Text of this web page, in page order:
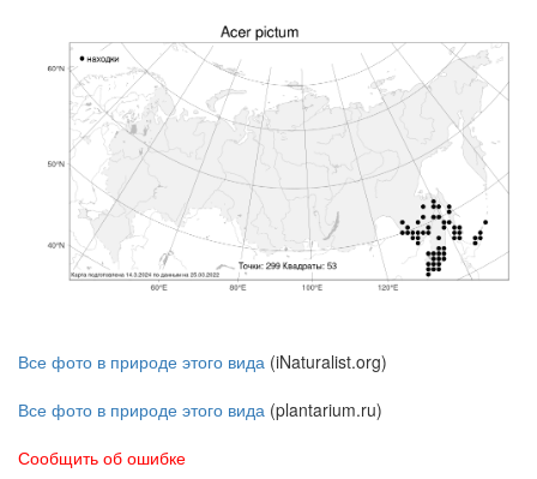
Все фото в природе этого вида (iNaturalist.org)
Все фото в природе этого вида (plantarium.ru)
Сообщить об ошибке